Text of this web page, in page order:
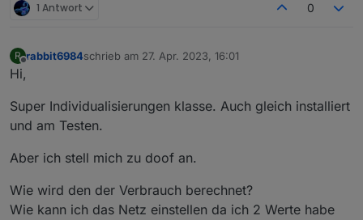
1 Antwort 0
R rabbit6984schrieb am 27. Apr. 2023, 16:01
zuletzt editiert von
Hi,
Super Individualisierungen klasse. Auch gleich installiert
und am Testen.
Aber ich stell mich zu doof an.
Wie wird den der Verbrauch berechnet?
Wie kann ich das Netz einstellen da ich 2 Werte habe